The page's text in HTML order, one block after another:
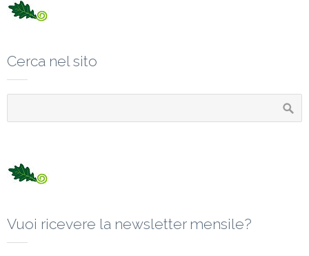
Cerca nel sito
Vuoi ricevere la newsletter mensile?